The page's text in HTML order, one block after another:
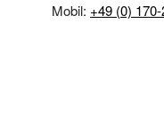
Mobil: +49 (0)